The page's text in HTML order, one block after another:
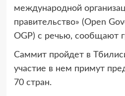
международной
правительство» (Open
OGP) с речью, сообщают
Саммит пройдет в
участие в нем примут
70 стран.